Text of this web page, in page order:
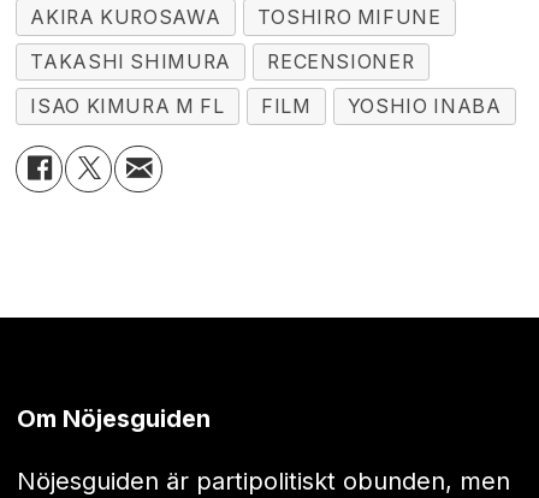
AKIRA KUROSAWA
TOSHIRO MIFUNE
TAKASHI SHIMURA
RECENSIONER
ISAO KIMURA M FL
FILM YOSHIO INABA
Om Nöjesguiden
Nöjesguiden är partipolitiskt obunden, men